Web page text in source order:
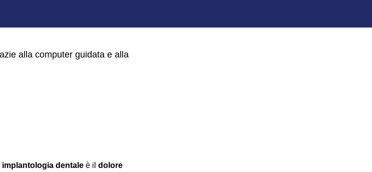
alla computer guidata e alla
implantologia dentale è ildolore